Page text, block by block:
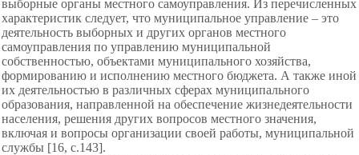
выборные органы местного самоуправления. Из перечисленных
характеристик следует, что муниципальное управление – это
деятельность выборных и других органов местного
самоуправления по управлению муниципальной
собственностью, объектами муниципального хозяйства,
формированию и исполнению местного бюджета. А также иной
их деятельностью в различных сферах муниципального
образования, направленной на обеспечение жизнедеятельности
населения, решения других вопросов местного значения,
включая и вопросы организации своей работы, муниципальной
службы [16, с.143].